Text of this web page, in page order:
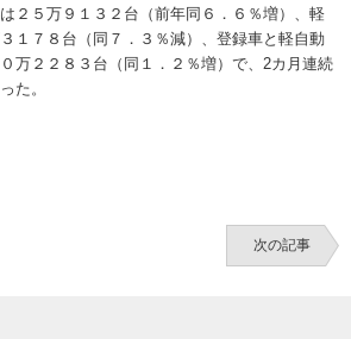
２５万９１３２台（前年同６．６％増）、軽
１７８台（同７．３％減）、登録車と軽自動
万２２８３台（同１．２％増）で、2カ月連続
た。
次の記事